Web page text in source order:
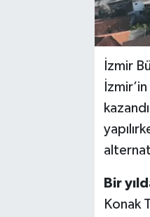
İzmir
Bir
Konak